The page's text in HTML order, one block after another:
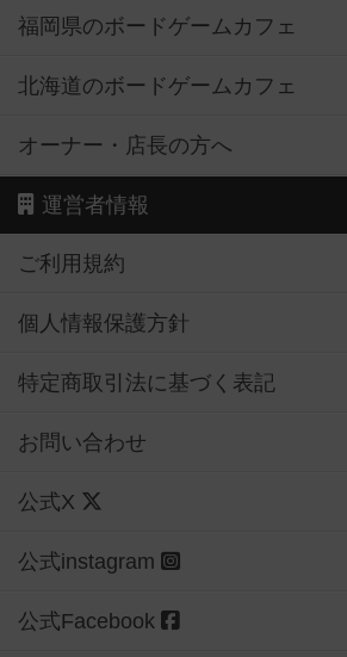
福岡県のボードゲームカフェ
北海道のボードゲームカフェ
オーナー・店長の方へ
運営者情報
ご利用規約
個人情報保護方針
特定商取引法に基づく表記
お問い合わせ
公式X
公式instagram
公式Facebook